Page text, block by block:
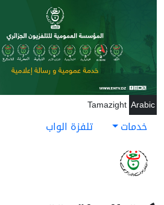
تجاوز إلى المحتوى الرئيسي
Arabic
Tamazight
خدمات تلفزة الواب